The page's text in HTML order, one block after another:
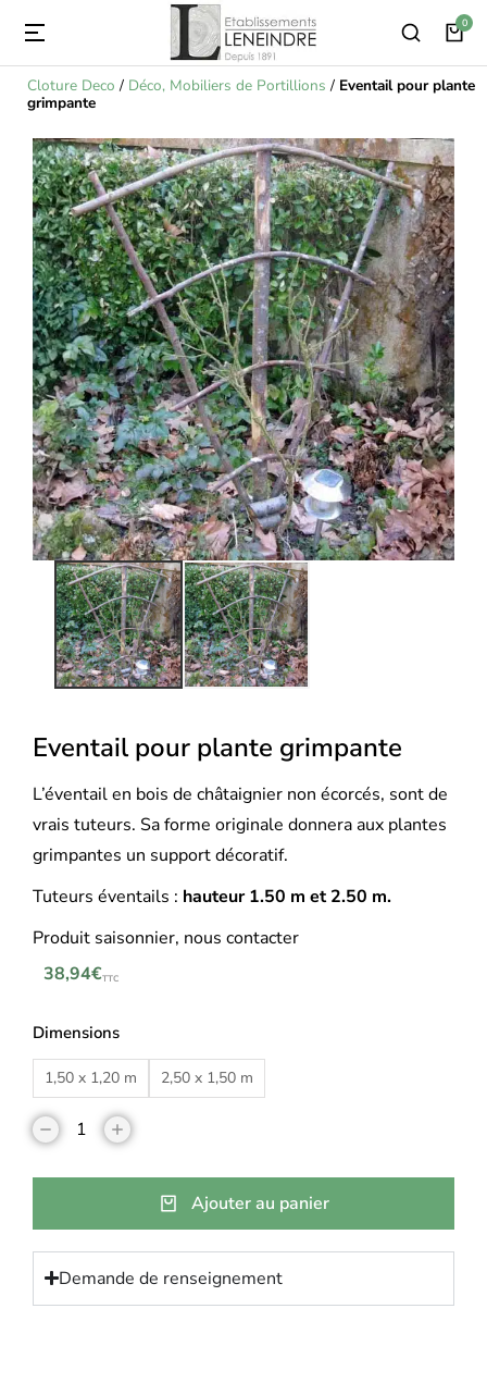
Cloture Deco / Déco, Mobiliers de Portillions / Eventail pour plante
grimpante
Eventail pour plante grimpante
L’éventail en bois de châtaignier non écorcés, sont de
vrais tuteurs. Sa forme originale donnera aux plantes
grimpantes un support décoratif.
Tuteurs éventails : hauteur 1.50 m et 2.50 m.
Produit saisonnier, nous contacter
38,94€TTC
Dimensions
1,50 x 1,20 m 2,50 x 1,50 m
Ajouter au panier
Demande de renseignement